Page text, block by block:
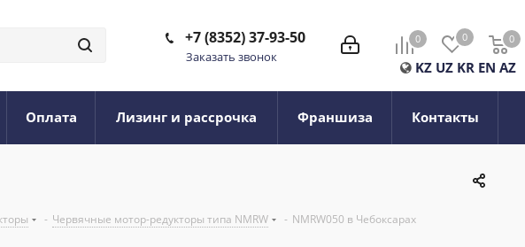
0 0 0
0
KZ UZ KR EN AZ
+7 (8352) 37-93-50
Заказать звонок
Оплата Лизинг и рассрочка Франшиза Контакты
- Червячные мотор-редукторы типа NMRW - NMRW050 в Чебоксарах